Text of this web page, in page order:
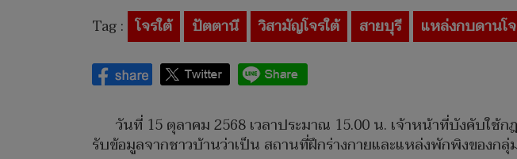
Tag : โจรใต้ ปัตตานี วิสามัญโจรใต้ สายบุรี แหล่งกบดานโ
วันที่ 15 ตุลาคม 2568 เวลาประมาณ 15.00 น. เจ้าหน้าที่บังคับใ
รับข้อมูลจากชาวบ้านว่าเป็น สถานที่ฝึกร่างกายและแหล่งพักพิงของกลุ่